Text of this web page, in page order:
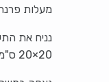
מעלות
נניח את
20×20 ס"מ) מרופדת בנייר אפייה.